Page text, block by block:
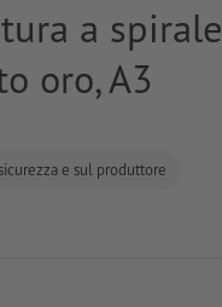
a spirale
oro, A3
e sul produttore